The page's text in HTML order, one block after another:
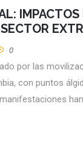
IMPACTOS
0
por las
con puntos